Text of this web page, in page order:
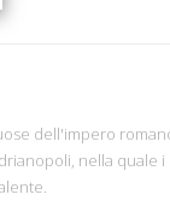
dell'impero
nella quale